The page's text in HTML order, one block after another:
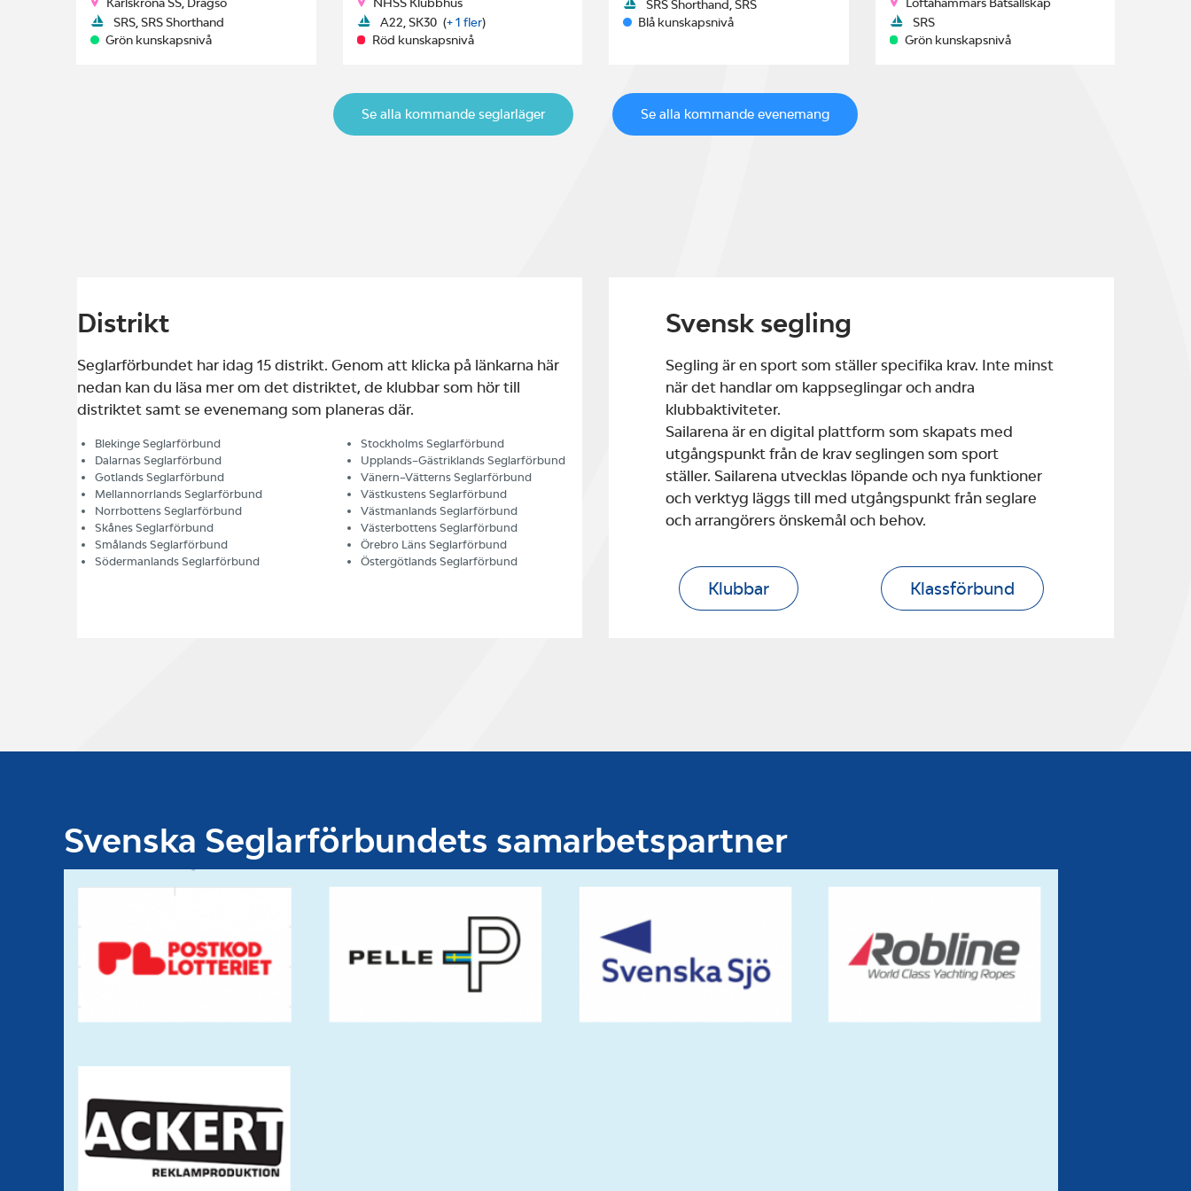
SRS, SRS Shorthand
Grön kunskapsnivå
A22, SK30 (+ 1 fler)
Röd kunskapsnivå
SRS Shorthand, SRS
Blå kunskapsnivå
SRS
Grön kunskapsnivå
Se alla kommande seglarläger Se alla kommande evenemang
Distrikt
Seglarförbundet har idag 15 distrikt. Genom att klicka på länkarna här
nedan kan du läsa mer om det distriktet, de klubbar som hör till
distriktet samt se evenemang som planeras där.
Blekinge Seglarförbund
Dalarnas Seglarförbund
Gotlands Seglarförbund
Mellannorrlands Seglarförbund
Norrbottens Seglarförbund
Skånes Seglarförbund
Smålands Seglarförbund
Södermanlands Seglarförbund
Stockholms Seglarförbund
Upplands–Gästriklands Seglarförbund
Vänern–Vätterns Seglarförbund
Västkustens Seglarförbund
Västmanlands Seglarförbund
Västerbottens Seglarförbund
Örebro Läns Seglarförbund
Östergötlands Seglarförbund
Svensk segling
Segling är en sport som ställer specifika krav. Inte minst
när det handlar om kappseglingar och andra
klubbaktiviteter.
Sailarena är en digital plattform som skapats med
utgångspunkt från de krav seglingen som sport
ställer. Sailarena utvecklas löpande och nya funktioner
och verktyg läggs till med utgångspunkt från seglare
och arrangörers önskemål och behov.
Klubbar Klassförbund
Svenska Seglarförbundets samarbetspartner